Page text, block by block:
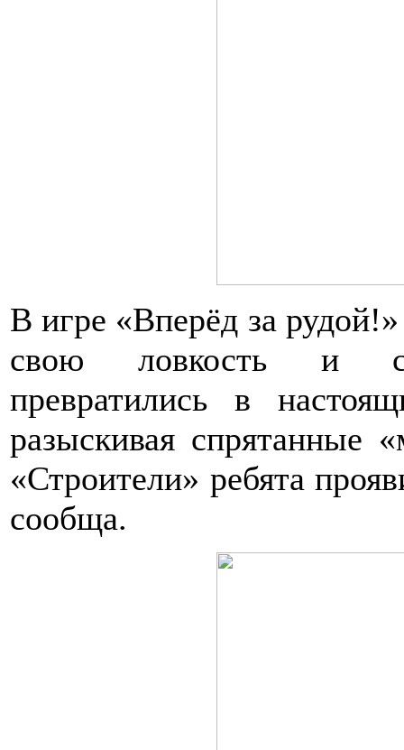
В игре «Вперёд за
свою ловкость и
превратились в
разыскивая спрятанные
«Строители» ребята
сообща.